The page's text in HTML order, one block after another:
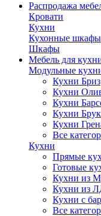
Распродажа
Кровати
Кухни
Кухонные шкафы
Шкафы
Мебель для
Модульные
Кухни Бриз
Кухни
Кухни
Кухни
Кухни
Все
Кухни
Прямые
Готовые
Кухни из
Кухни из
Кухни с
Все